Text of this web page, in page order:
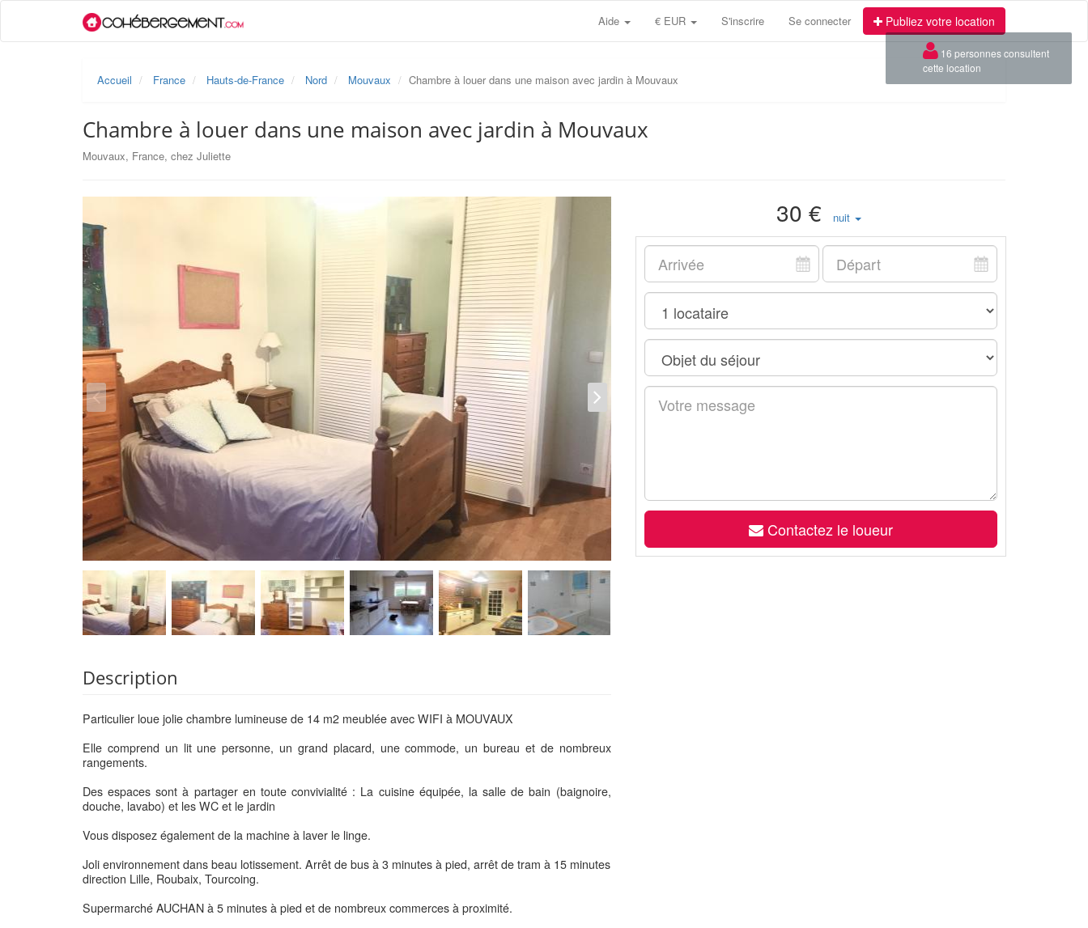
Aide € EUR S'inscrire Se connecter Publiez votre location
Accueil France Hauts-de-France Nord Mouvaux Chambre à louer dans une maison avec jardin à Mouvaux
Chambre à louer dans une maison avec jardin à Mouvaux
Mouvaux, France, chez Juliette
30 € nuit
Contactez le loueur
Description
Particulier loue jolie chambre lumineuse de 14 m2 meublée avec WIFI à MOUVAUX
Elle comprend un lit une personne, un grand placard, une commode, un bureau et de nombreux
rangements.
Des espaces sont à partager en toute convivialité : La cuisine équipée, la salle de bain (baignoire,
douche, lavabo) et les WC et le jardin
Vous disposez également de la machine à laver le linge.
Joli environnement dans beau lotissement. Arrêt de bus à 3 minutes à pied, arrêt de tram à 15 minutes
direction Lille, Roubaix, Tourcoing.
Supermarché AUCHAN à 5 minutes à pied et de nombreux commerces à proximité.